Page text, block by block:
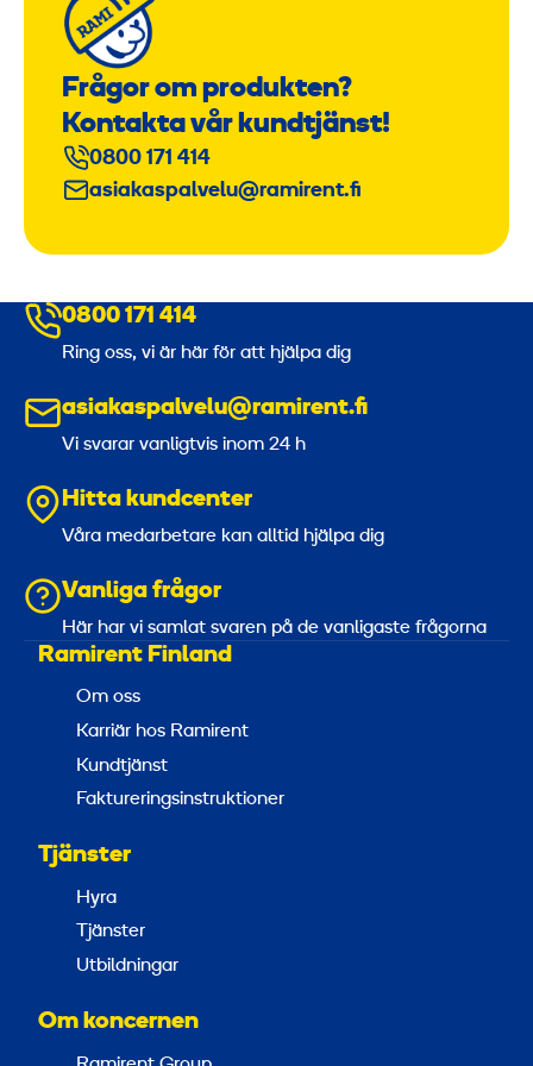
Frågor om produkten?
Kontakta vår kundtjänst!
0800 171 414
asiakaspalvelu@ramirent.fi
0800 171 414
Ring oss, vi är här för att hjälpa dig
asiakaspalvelu@ramirent.fi
Vi svarar vanligtvis inom 24 h
Hitta kundcenter
Våra medarbetare kan alltid hjälpa dig
Vanliga frågor
Här har vi samlat svaren på de vanligaste frågorna
Ramirent Finland
Om oss
Karriär hos Ramirent
Kundtjänst
Faktureringsinstruktioner
Tjänster
Hyra
Tjänster
Utbildningar
Om koncernen